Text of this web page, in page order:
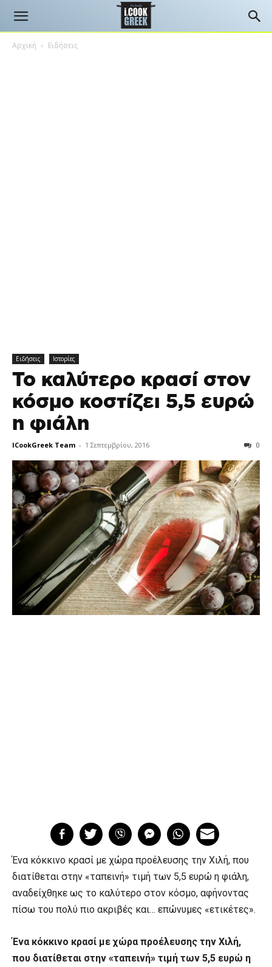
Αρχική Ειδήσεις
Ειδήσεις Ιστορίες
To καλύτερο κρασί στον
κόσμο κοστίζει 5,5 ευρώ
η φιάλη
ICookGreek Team - 1 Σεπτεμβρίου, 2016 0
Ένα κόκκινο κρασί με χώρα προέλευσης την Χιλή, που
διατίθεται στην «ταπεινή» τιμή των 5,5 ευρώ η φιάλη,
αναδείχθηκε ως το καλύτερο στον κόσμο, αφήνοντας
πίσω του πολύ πιο ακριβές και… επώνυμες «ετικέτες».
Ένα κόκκινο κρασί με χώρα προέλευσης την Χιλή,
που διατίθεται στην «ταπεινή» τιμή των 5,5 ευρώ η